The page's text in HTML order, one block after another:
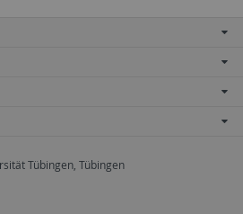
Tübingen, Tübingen